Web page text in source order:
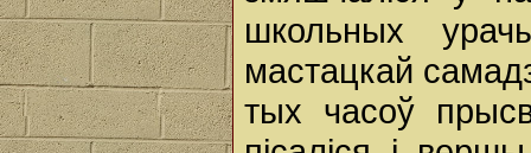
школьных
мастацкай
тых часоў